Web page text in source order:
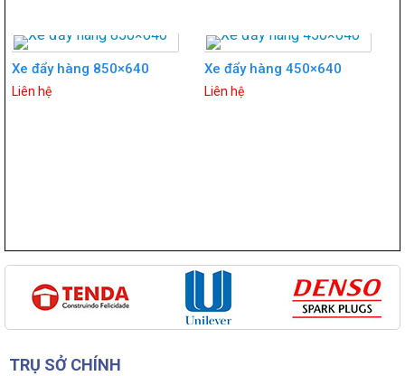
Xe đẩy hàng 850×640
Liên hệ
Xe đẩy hàng 450×640
Liên hệ
TRỤ SỞ CHÍNH